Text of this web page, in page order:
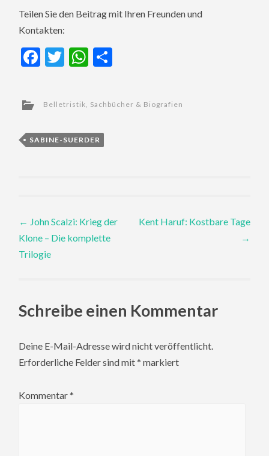
Teilen Sie den Beitrag mit Ihren Freunden und
Kontakten:
Facebook
TwitterWhatsApp
Belletristik Sachbücher & Biografien
SABINE-SUERDER
Post
navigation
← John Scalzi: Krieg der
Klone – Die komplette
Trilogie
Kent Haruf: Kostbare Tage
→
Schreibe einen Kommentar
Deine E-Mail-Adresse wird nicht veröffentlicht.
Erforderliche Felder sind mit* markiert
Kommentar*